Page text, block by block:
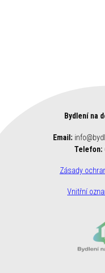
Bydlení na
Email:
Telefon:
Zásady
Vnitřní